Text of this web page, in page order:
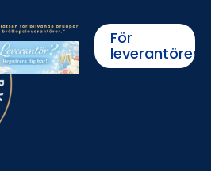
För
leverantörer